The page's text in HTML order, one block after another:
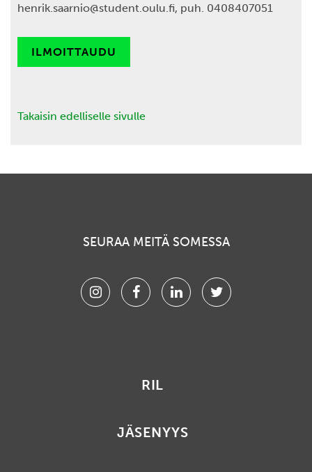
henrik.saarnio@student.oulu.fi, puh. 0408407051
ILMOITTAUDU
Takaisin edelliselle sivulle
SEURAA MEITÄ SOMESSA
InstagramFacebookLinkedinTwitter
RIL
JÄSENYYS